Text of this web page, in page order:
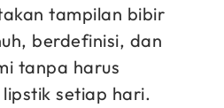
tampilan bibir
berdefinisi, dan
tanpa harus
setiap hari.